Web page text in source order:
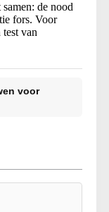
de nood
fors. Voor
van
voor